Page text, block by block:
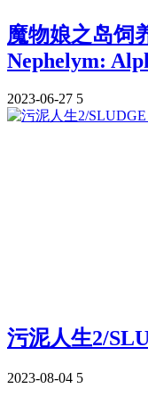
魔物娘之岛饲
Nephelym:
2023-06-27 5
污泥人生2/
2023-08-04 5